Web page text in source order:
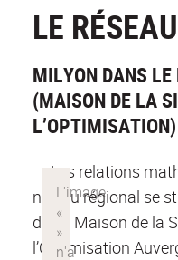
LE
MILYON DANS LE
(MAISON DE LA
L’OPTIMISATION)
Les relations
niveau régional se
d’une Maison de la
l’Optimisation